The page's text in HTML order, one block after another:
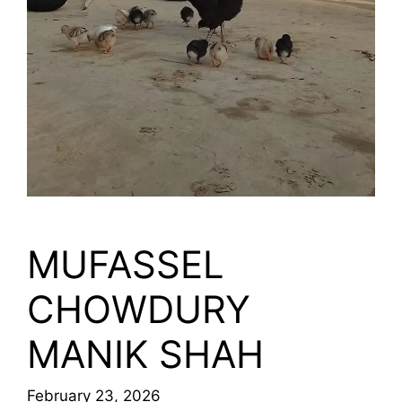
MUFASSEL
CHOWDURY
MANIK SHAH
February 23, 2026